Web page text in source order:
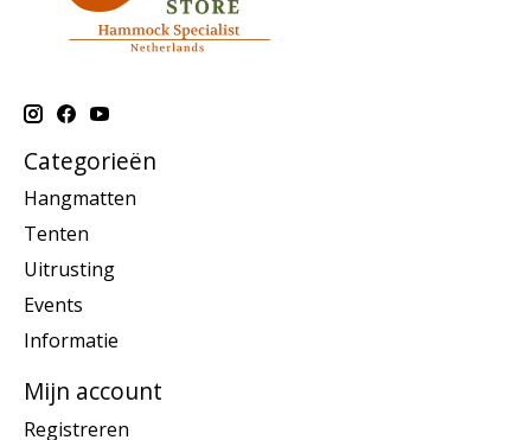
Categorieën
Hangmatten
Tenten
Uitrusting
Events
Informatie
Mijn account
Registreren